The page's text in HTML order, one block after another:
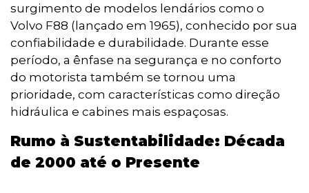
surgimento de modelos lendários como o
Volvo F88 (lançado em 1965), conhecido por sua
confiabilidade e durabilidade. Durante esse
período, a ênfase na segurança e no conforto
do motorista também se tornou uma
prioridade, com características como direção
hidráulica e cabines mais espaçosas.
Rumo à Sustentabilidade: Década
de 2000 até o Presente